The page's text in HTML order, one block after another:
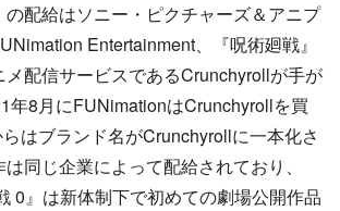
の配給はソニー・ピクチャーズ＆アニプ
Entertainment、『呪術廻戦』
配信サービスであるCrunchyrollが手が
年8月にFUNimationはCrunchyrollを買
はブランド名がCrunchyrollに一本化さ
同じ企業によって配給されており、
0』は新体制下で初めての劇場公開作品